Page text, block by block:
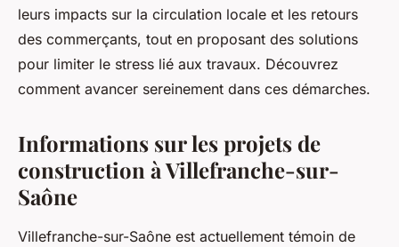
leurs impacts sur la circulation locale et les retours
des commerçants, tout en proposant des solutions
pour limiter le stress lié aux travaux. Découvrez
comment avancer sereinement dans ces démarches.
Informations sur les projets de
construction à Villefranche-sur-
Saône
Villefranche-sur-Saône est actuellement témoin de